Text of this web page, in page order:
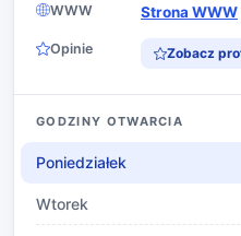
WWW Strona WWW
Opinie Zobacz
GODZINY OTWARCIA
Poniedziałek
Wtorek